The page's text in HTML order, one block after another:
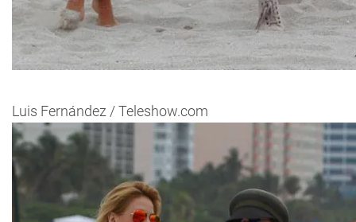
Luis Fernández / Teleshow.com